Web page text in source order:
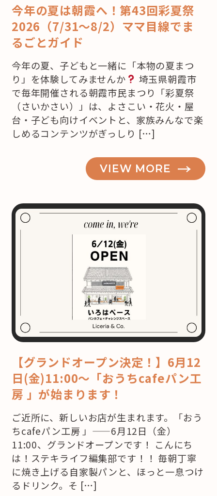
今年の夏は朝霞へ！第43回彩夏祭
2026（7/31〜8/2）ママ目線でま
るごとガイド
今年の夏、子どもと一緒に「本物の夏まつ
り」を体験してみませんか
埼玉県朝霞市
で毎年開催される朝霞市民まつり「彩夏祭
（さいかさい）」は、よさこい・花火・屋
台・子ども向けイベントと、家族みんなで楽
しめるコンテンツがぎっしり […]
VIEW MORE
【グランドオープン決定！】6月12
日(金)11:00〜「おうちcafeパン工
房 」が始まります！
ご近所に、新しいお店が生まれます。「おう
ちcafeパン工房 」——6月12日（金）
11:00、グランドオープンです！ こんにち
は！ステキライフ編集部です！！ 毎朝丁寧
に焼き上げる自家製パンと、ほっと一息つけ
るドリンク。そ […]